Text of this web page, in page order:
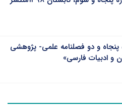
پنجاه و دو فصلنامه علمی- پژوهشی
و ادبیات فارسی»